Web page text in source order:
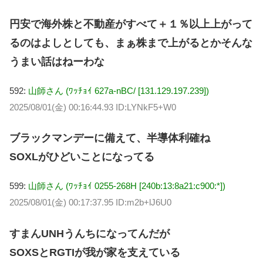
円安で海外株と不動産がすべて＋１％以上上がって
るのはよしとしても、まぁ株まで上がるとかそんな
うまい話はねーわな
592: 山師さん (ﾜｯﾁｮｲ 627a-nBC/ [131.129.197.239])
2025/08/01(金) 00:16:44.93 ID:LYNkF5+W0
ブラックマンデーに備えて、半導体利確ね
SOXLがひどいことになってる
599: 山師さん (ﾜｯﾁｮｲ 0255-268H [240b:13:8a21:c900:*])
2025/08/01(金) 00:17:37.95 ID:m2b+lJ6U0
すまんUNHうんちになってんだが
SOXSとRGTIが我が家を支えている